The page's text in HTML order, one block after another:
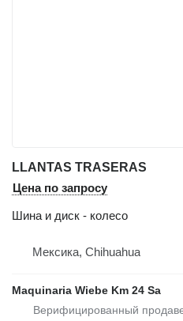
LLANTAS TRASERAS
Цена по запросу
Шина и диск - колесо
Мексика, Chihuahua
Maquinaria Wiebe Km 24 Sa